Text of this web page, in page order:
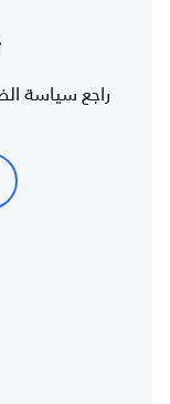
راجع سياسة